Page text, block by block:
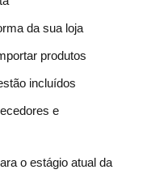
da sua loja
produtos
incluídos
e
o estágio atual da